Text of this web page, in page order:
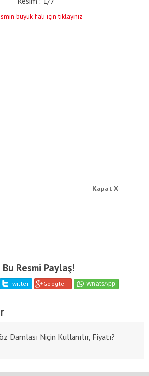
büyük hali için tıklayınız
Bu Resmi Paylaş!
Twitter Google+
Damlası Niçin Kullanılır, Fiyatı?
Kapat X